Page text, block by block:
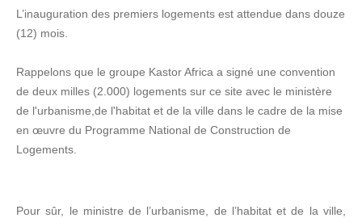
L’inauguration des premiers logements est attendue dans douze
(12) mois.
Rappelons que le groupe Kastor Africa a signé une convention
de deux milles (2.000) logements sur ce site avec le ministère
de l'urbanisme,de l'habitat et de la ville dans le cadre de la mise
en œuvre du Programme National de Construction de
Logements.
Pour sûr, le ministre de l’urbanisme, de l’habitat et de la ville,